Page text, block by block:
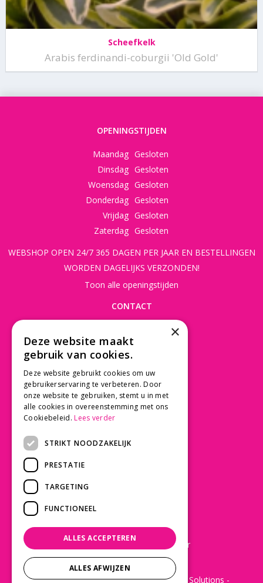
Scheefkelk
Arabis ferdinandi-coburgii 'Old Gold'
OPENINGSTIJDEN
Maandag Gesloten
Dinsdag Gesloten
Woensdag Gesloten
Donderdag Gesloten
Vrijdag Gesloten
Zaterdag Gesloten
WEBSHOP OPEN 24/7 365 DAGEN PER JAAR EN BESTELLINGEN
WORDEN DAGELIJKS VERZONDEN!
Toon alle openingstijden
CONTACT
3997 MK 't Goy
030 - 60 11 365
info@tuincentrumdebruijn.nl
Betaalinformatie
Laat een Google review achter
© 2022 - De Bruijn Tuincentrum -Green Solutions -
×
Deze website maakt
gebruik van cookies.
Deze website gebruikt cookies om uw
gebruikerservaring te verbeteren. Door
onze website te gebruiken, stemt u in met
alle cookies in overeenstemming met ons
Cookiebeleid. Lees verder
STRIKT NOODZAKELIJK
PRESTATIE
TARGETING
FUNCTIONEEL
ALLES ACCEPTEREN
ALLES AFWIJZEN